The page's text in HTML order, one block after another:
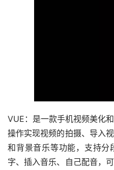
VUE：是一款手机视频美化
操作实现视频的拍摄、导入
和背景音乐等功能，支持分
字、插入音乐、自己配音，